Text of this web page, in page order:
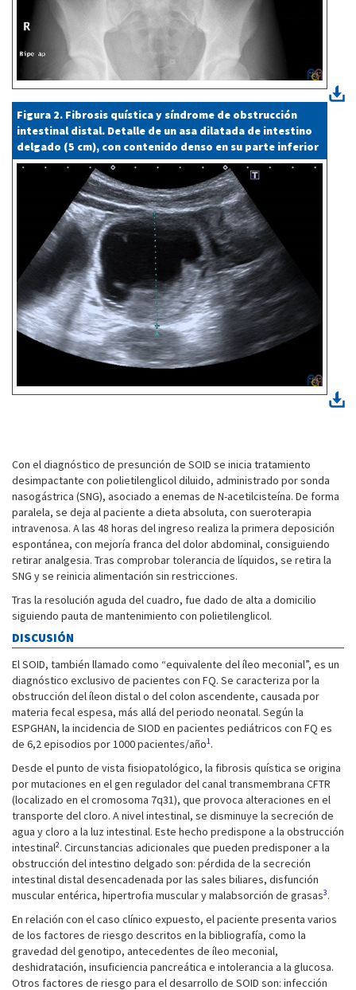
Figura 2. Fibrosis quística y síndrome de obstrucción
intestinal distal. Detalle de un asa dilatada de intestino
delgado (5 cm), con contenido denso en su parte inferior
Con el diagnóstico de presunción de SOID se inicia tratamiento
desimpactante con polietilenglicol diluido, administrado por sonda
nasogástrica (SNG), asociado a enemas de N-acetilcisteína. De forma
paralela, se deja al paciente a dieta absoluta, con sueroterapia
intravenosa. A las 48 horas del ingreso realiza la primera deposición
espontánea, con mejoría franca del dolor abdominal, consiguiendo
retirar analgesia. Tras comprobar tolerancia de líquidos, se retira la
SNG y se reinicia alimentación sin restricciones.
Tras la resolución aguda del cuadro, fue dado de alta a domicilio
siguiendo pauta de mantenimiento con polietilenglicol.
DISCUSIÓN
El SOID, también llamado como “equivalente del íleo meconial”, es un
diagnóstico exclusivo de pacientes con FQ. Se caracteriza por la
obstrucción del íleon distal o del colon ascendente, causada por
materia fecal espesa, más allá del periodo neonatal. Según la
ESPGHAN, la incidencia de SIOD en pacientes pediátricos con FQ es
de 6,2 episodios por 1000 pacientes/año1.
Desde el punto de vista fisiopatológico, la fibrosis quística se origina
por mutaciones en el gen regulador del canal transmembrana CFTR
(localizado en el cromosoma 7q31), que provoca alteraciones en el
transporte del cloro. A nivel intestinal, se disminuye la secreción de
agua y cloro a la luz intestinal. Este hecho predispone a la obstrucción
intestinal2. Circunstancias adicionales que pueden predisponer a la
obstrucción del intestino delgado son: pérdida de la secreción
intestinal distal desencadenada por las sales biliares, disfunción
muscular entérica, hipertrofia muscular y malabsorción de grasas3.
En relación con el caso clínico expuesto, el paciente presenta varios
de los factores de riesgo descritos en la bibliografía, como la
gravedad del genotipo, antecedentes de íleo meconial,
deshidratación, insuficiencia pancreática e intolerancia a la glucosa.
Otros factores de riesgo para el desarrollo de SOID son: infección